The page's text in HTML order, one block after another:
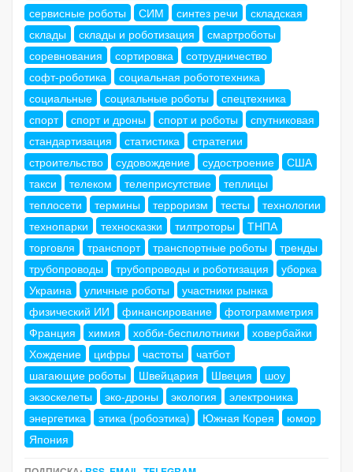
сервисные роботы
СИМ синтез речи
складская
склады
склады и роботизация
смартроботы
соревнования
сортировка
сотрудничество
софт-роботика
социальная робототехника
социальные
социальные роботы
спецтехника
спорт
спорт и дроны спорт и роботы
спутниковая
стандартизация
статистика
стратегии
строительство
судовождение судостроение
США
такси
телеком телеприсутствие
теплицы
теплосети
термины терроризм тесты
технологии
технопарки
техносказки тилтроторы
ТНПА
торговля
транспорт транспортные роботы
тренды
трубопроводы
трубопроводы и роботизация
уборка
Украина
уличные роботы
участники рынка
физический ИИ
финансирование
фотограмметрия
Франция
химия хобби-беспилотники
ховербайки
Хождение
цифры частоты
чатбот
шагающие роботы
Швейцария Швеция
шоу
экзоскелеты
эко-дроны экология
электроника
энергетика
этика (робоэтика) Южная Корея
юмор
Япония